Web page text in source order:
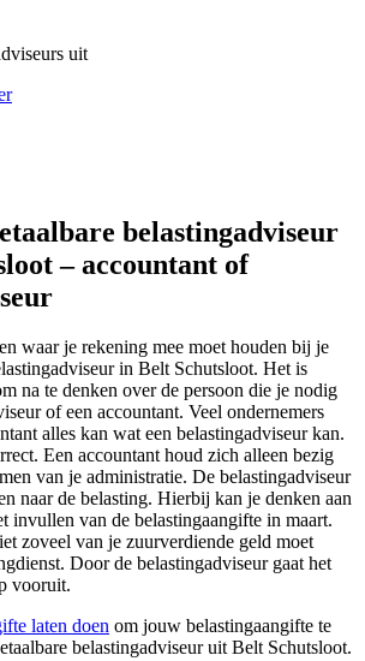
uit
belastingadviseur
– accountant of
waar je rekening mee moet houden bij je
in Belt Schutsloot. Het is
na te denken over de persoon die je nodig
of een accountant. Veel ondernemers
alles kan wat een belastingadviseur kan.
Een accountant houd zich alleen bezig
van je administratie. De belastingadviseur
naar de belasting. Hierbij kan je denken aan
invullen van de belastingaangifte in maart.
zoveel van je zuurverdiende geld moet
Door de belastingadviseur gaat het
vooruit.
laten doen om jouw belastingaangifte te
belastingadviseur uit Belt Schutsloot.